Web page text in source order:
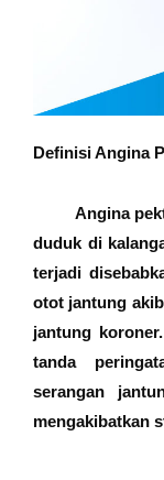
Definisi Angina
Angina
duduk di
terjadi
otot jantung
jantung
tanda
serangan
mengakibatkan